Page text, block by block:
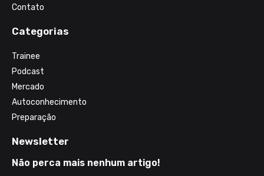
Contato
Categorias
Trainee
Podcast
Mercado
Autoconhecimento
Preparação
Newsletter
Não perca mais nenhum artigo!